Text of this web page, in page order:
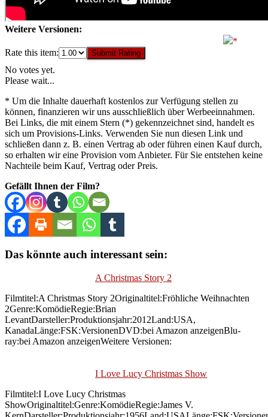
Weitere Versionen:
Rate this item: Submit Rating
No votes yet.
Please wait...
* Um die Inhalte dauerhaft kostenlos zur Verfügung stellen zu
können, finanzieren wir uns ausschließlich über Werbeeinnahmen.
Bei Links, die mit einem Stern (*) gekennzeichnet sind, handelt es
sich um Provisions-Links. Verwenden Sie nun diesen Link und
schließen dann z. B. einen Vertrag ab oder führen einen Kauf durch,
so erhalten wir eine Provision vom Anbieter. Für Sie entstehen keine
Nachteile beim Kauf, Vertrag oder Preis.
Gefällt Ihnen der Film?
Das könnte auch interessant sein:
A Christmas Story 2
Filmtitel:A Christmas Story 2Originaltitel:Fröhliche Weihnachten
2Genre:KomödieRegie:Brian
LevantDarsteller:Produktionsjahr:2012Land:USA,
KanadaLänge:FSK:VersionenDVD:bei Amazon anzeigenBlu-
ray:bei Amazon anzeigenWeitere Versionen:
I Love Lucy Christmas Show
Filmtitel:I Love Lucy Christmas
ShowOriginaltitel:Genre:KomödieRegie:James V.